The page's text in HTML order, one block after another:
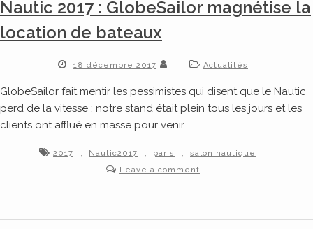
Nautic 2017 : GlobeSailor magnétise la
location de bateaux
18 décembre 2017 Actualités
GlobeSailor fait mentir les pessimistes qui disent que le Nautic
perd de la vitesse : notre stand était plein tous les jours et les
clients ont afflué en masse pour venir…
2017 Nautic2017 paris
salon nautique
Leave a comment